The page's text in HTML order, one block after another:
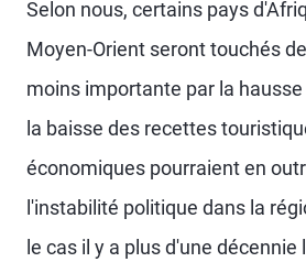
Selon nous, certains pays
Moyen-Orient seront touchés
moins importante par la
la baisse des recettes
économiques pourraient en
l'instabilité politique dans la
le cas il y a plus d'une décennie